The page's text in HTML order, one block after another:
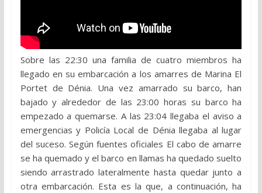
Sobre las 22:30 una familia de cuatro miembros ha
llegado en su embarcación a los amarres de Marina El
Portet de Dénia. Una vez amarrado su barco, han
bajado y alrededor de las 23:00 horas su barco ha
empezado a quemarse. A las 23:04 llegaba el aviso a
emergencias y Policía Local de Dénia llegaba al lugar
del suceso. Según fuentes oficiales El cabo de amarre
se ha quemado y el barco en llamas ha quedado suelto
siendo arrastrado lateralmente hasta quedar junto a
otra embarcación. Esta es la que, a continuación, ha